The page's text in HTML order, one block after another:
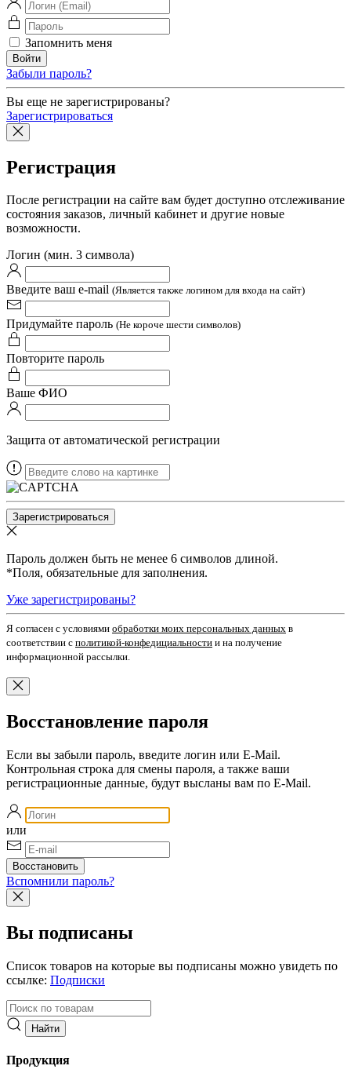
Запомнить меня
Забыли пароль?
Вы еще не зарегистрированы?
Зарегистрироваться
Регистрация
После регистрации на сайте вам будет доступно отслеживание
состояния заказов, личный кабинет и другие новые
возможности.
Логин (мин. 3 символа)
Введите ваш e-mail (Является также логином для входа на сайт)
Придумайте пароль (Не короче шести символов)
Повторите пароль
Ваше ФИО
Защита от автоматической регистрации
Пароль должен быть не менее 6 символов длиной.
*Поля, обязательные для заполнения.
Уже зарегистрированы?
Я согласен c условиями обработки моих персональных данных в
соответствии с политикой-конфедициальности и на получение
информационной рассылки.
Восстановление пароля
Если вы забыли пароль, введите логин или E-Mail.
Контрольная строка для смены пароля, а также ваши
регистрационные данные, будут высланы вам по E-Mail.
или
Вспомнили пароль?
Вы подписаны
Список товаров на которые вы подписаны можно увидеть по
ссылке: Подписки
Продукция